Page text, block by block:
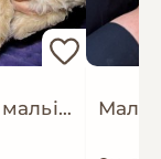
Цуценята мальіпу Ф-1, професійне розведення